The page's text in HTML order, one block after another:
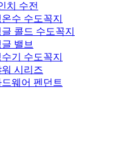
치 수전
수 수도꼭지
콜드 수도꼭지
밸브
기 수도꼭지
시리즈
웨어 펜던트